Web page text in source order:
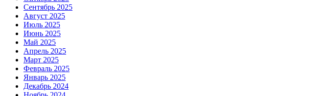
Сентябрь 2025
Август 2025
Июль 2025
Июнь 2025
Май 2025
Апрель 2025
Март 2025
Февраль 2025
Январь 2025
Декабрь 2024